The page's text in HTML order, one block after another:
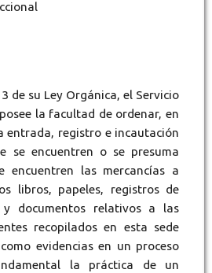
de su Ley Orgánica, el Servicio
la facultad de ordenar, en
entrada, registro e incautación
se encuentren o se presuma
encuentren las mercancías a
libros, papeles, registros de
y documentos relativos a las
recopilados en esta sede
evidencias en un proceso
la práctica de un